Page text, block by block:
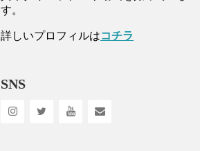
す。
詳しいプロフィルはコチラ
SNS